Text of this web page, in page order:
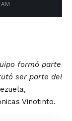
formó parte
ser parte del
Vinotinto.